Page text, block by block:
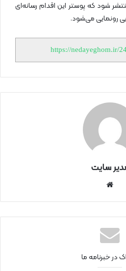
شود که پوستر این اقدام رسانه‌ای
رونمایی می‌شود.
https://nedayeghom.ir/
سایت
نتی
در خبرنامه ما